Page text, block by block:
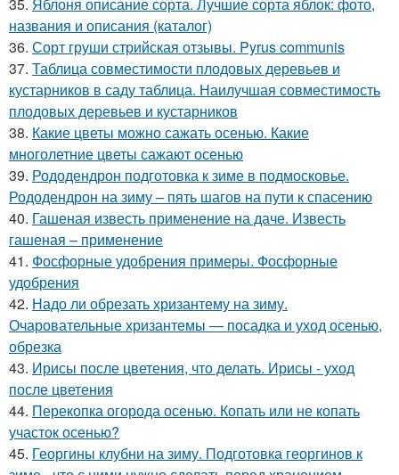
названия и описания (каталог)
36. Сорт груши стрийская отзывы. Pyrus communis
37. Таблица совместимости плодовых деревьев и
кустарников в саду таблица. Наилучшая совместимость
плодовых деревьев и кустарников
38. Какие цветы можно сажать осенью. Какие
многолетние цветы сажают осенью
39. Рододендрон подготовка к зиме в подмосковье.
Рододендрон на зиму – пять шагов на пути к спасению
40. Гашеная известь применение на даче. Известь
гашеная – применение
41. Фосфорные удобрения примеры. Фосфорные
удобрения
42. Надо ли обрезать хризантему на зиму.
Очаровательные хризантемы — посадка и уход осенью,
обрезка
43. Ирисы после цветения, что делать. Ирисы - уход
после цветения
44. Перекопка огорода осенью. Копать или не копать
участок осенью?
45. Георгины клубни на зиму. Подготовка георгинов к